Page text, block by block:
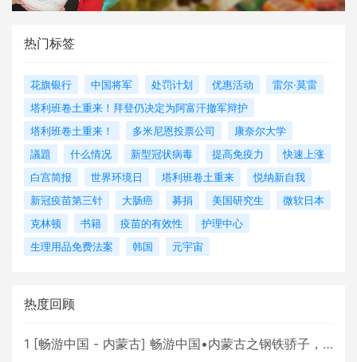
热门标签
花旗银行 中国将军 处罚计划 优惠活动
雷尔·莫雷
塔利班卷土重来！拜登仍决定为阿富汗撤军辩护
塔利班卷土重来！
多米尼恩投票公司
康奈尔大学
議題
什么情况 新型冠状病毒 提高免疫力
快速上涨
白宫简报
世界环境日 塔利班卷土重来
悦纳新自我
新冠疫苗第三针
大肠癌 募捐 美国研究生
微软日本
克林顿
书籍 疫苗的有效性
护理中心
生理用品免费法案
韩国 元宇宙
热度回顾
1 [畅游中国 - 内蒙古] 畅游中国•内蒙古之钢铁骄子，魅力包头